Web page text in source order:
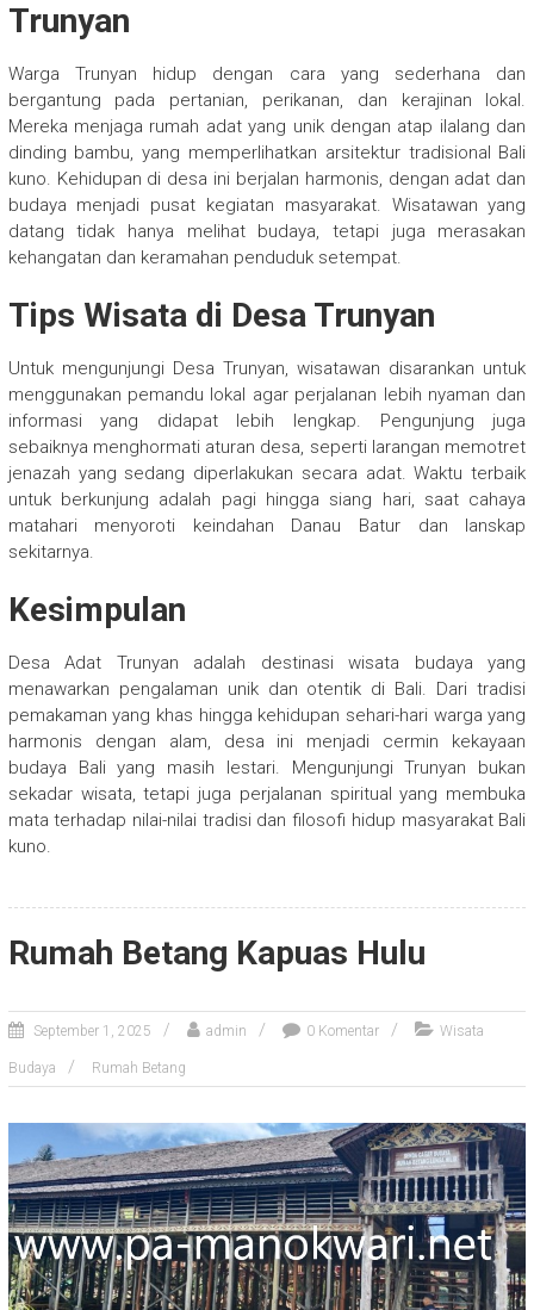
Trunyan
Warga Trunyan hidup dengan cara yang sederhana dan
bergantung pada pertanian, perikanan, dan kerajinan lokal.
Mereka menjaga rumah adat yang unik dengan atap ilalang dan
dinding bambu, yang memperlihatkan arsitektur tradisional Bali
kuno. Kehidupan di desa ini berjalan harmonis, dengan adat dan
budaya menjadi pusat kegiatan masyarakat. Wisatawan yang
datang tidak hanya melihat budaya, tetapi juga merasakan
kehangatan dan keramahan penduduk setempat.
Tips Wisata di Desa Trunyan
Untuk mengunjungi Desa Trunyan, wisatawan disarankan untuk
menggunakan pemandu lokal agar perjalanan lebih nyaman dan
informasi yang didapat lebih lengkap. Pengunjung juga
sebaiknya menghormati aturan desa, seperti larangan memotret
jenazah yang sedang diperlakukan secara adat. Waktu terbaik
untuk berkunjung adalah pagi hingga siang hari, saat cahaya
matahari menyoroti keindahan Danau Batur dan lanskap
sekitarnya.
Kesimpulan
Desa Adat Trunyan adalah destinasi wisata budaya yang
menawarkan pengalaman unik dan otentik di Bali. Dari tradisi
pemakaman yang khas hingga kehidupan sehari-hari warga yang
harmonis dengan alam, desa ini menjadi cermin kekayaan
budaya Bali yang masih lestari. Mengunjungi Trunyan bukan
sekadar wisata, tetapi juga perjalanan spiritual yang membuka
mata terhadap nilai-nilai tradisi dan filosofi hidup masyarakat Bali
kuno.
Rumah Betang Kapuas Hulu
September 1, 2025 admin 0 Komentar Wisata
Budaya Rumah Betang